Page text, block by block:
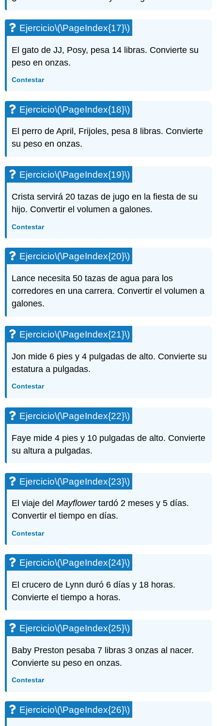
Ejercicio\
(\PageIndex{58}\)
(\PageIndex{59}\)
Ejercicio\
Ejercicio\
(\PageIndex{62}\)
Ejercicio\
(\PageIndex{63}\)
Ejercicio\
(\PageIndex{65}\)
Ejercicio\
(\PageIndex{66}\)
Ejercicio\
Ejercicio\
(\PageIndex{69}\)
Ejercicio\
Ejercicio\
Ejercicio\
(\PageIndex{74}\)
(\PageIndex{76}\)
Ejercicio\
(\PageIndex{77}\)
Ejercicio\
(\PageIndex{78}\)
(\PageIndex{79}\)
Ejercicio\
(\PageIndex{80}\)
Ejercicio\
(\PageIndex{81}\)
(\PageIndex{83}\)
Ejercicio\
(\PageIndex{84}\)
Matemáticas
(\PageIndex{85}\)
Ejercicio\
(\PageIndex{86}\)
Ejercicios
escritura
(\PageIndex{87}\)
Ejercicio\
Ejercicio\(\PageIndex{17}\)
El gato de JJ, Posy, pesa 14 libras. Convierte su
peso en onzas.
Contestar
Ejercicio\(\PageIndex{18}\)
El perro de April, Frijoles, pesa 8 libras. Convierte
su peso en onzas.
Ejercicio\(\PageIndex{19}\)
Crista servirá 20 tazas de jugo en la fiesta de su
hijo. Convertir el volumen a galones.
Contestar
Ejercicio\(\PageIndex{20}\)
Lance necesita 50 tazas de agua para los
corredores en una carrera. Convertir el volumen a
galones.
Ejercicio\(\PageIndex{21}\)
Jon mide 6 pies y 4 pulgadas de alto. Convierte su
estatura a pulgadas.
Contestar
Ejercicio\(\PageIndex{22}\)
Faye mide 4 pies y 10 pulgadas de alto. Convierte
su altura a pulgadas.
Ejercicio\(\PageIndex{23}\)
El viaje delMayflowertardó 2 meses y 5 días.
Convertir el tiempo en días.
Contestar
Ejercicio\(\PageIndex{24}\)
El crucero de Lynn duró 6 días y 18 horas.
Convierte el tiempo a horas.
Ejercicio\(\PageIndex{25}\)
Baby Preston pesaba 7 libras 3 onzas al nacer.
Convierte su peso en onzas.
Contestar
Ejercicio\(\PageIndex{26}\)